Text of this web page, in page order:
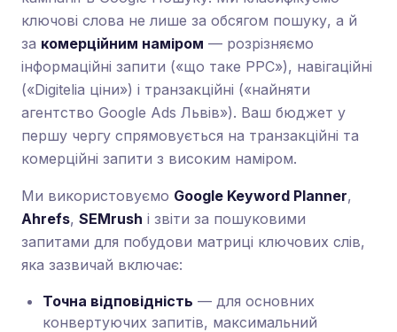
ключові слова не лише за обсягом пошуку, а й
за комерційним наміром — розрізняємо
інформаційні запити («що таке PPC»), навігаційні
(«Digitelia ціни») і транзакційні («найняти
агентство Google Ads Львів»). Ваш бюджет у
першу чергу спрямовується на транзакційні та
комерційні запити з високим наміром.
Ми використовуємо Google Keyword Planner,
Ahrefs, SEMrush і звіти за пошуковими
запитами для побудови матриці ключових слів,
яка зазвичай включає:
Точна відповідність — для основних
конвертуючих запитів, максимальний